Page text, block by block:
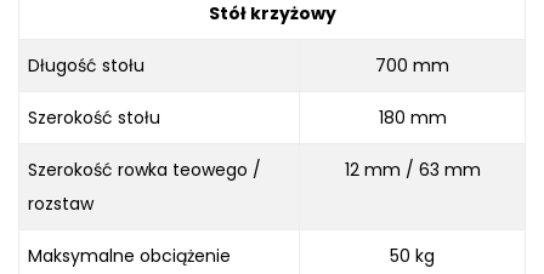
Stół krzyżowy
Długość stołu 700 mm
Szerokość stołu 180 mm
Szerokość rowka teowego /
rozstaw
12 mm / 63 mm
Maksymalne obciążenie
50 kg